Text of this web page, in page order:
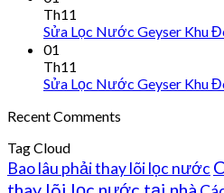
Th11
Sửa Lọc Nước Geyser Khu
01
Th11
Sửa Lọc Nước Geyser Khu
Recent Comments
Tag Cloud
Bao lâu phải thay lõi lọc nước